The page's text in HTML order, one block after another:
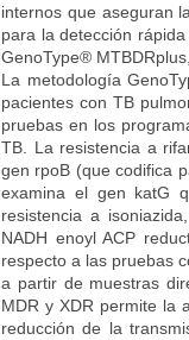
internos que aseguran
para la detección
GenoType®
La metodología
pacientes con TB
pruebas en los
TB. La resistencia a
gen rpoB (que codifica
examina el gen katG
resistencia a
NADH enoyl ACP
respecto a las pruebas
a partir de muestras
MDR y XDR permite la
reducción de la